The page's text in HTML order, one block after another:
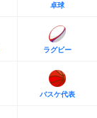
卓球
ラグビー
バスケ代表